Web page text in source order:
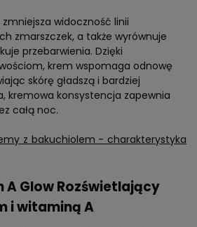
widoczność linii
zmarszczek, a także wyrównuje
przebarwienia. Dzięki
krem wspomaga odnowę
skórę gładszą i bardziej
kremowa konsystencja zapewnia
całą noc.
z bakuchiolem - charakterystyka
A Glow Rozświetlający
i witaminą A